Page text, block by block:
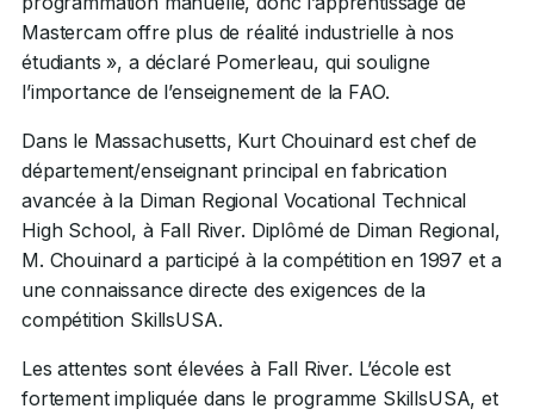
Mastercam offre plus de réalité industrielle à nos
étudiants », a déclaré Pomerleau, qui souligne
l’importance de l’enseignement de la FAO.
Dans le Massachusetts, Kurt Chouinard est chef de
département/enseignant principal en fabrication
avancée à la Diman Regional Vocational Technical
High School, à Fall River. Diplômé de Diman Regional,
M. Chouinard a participé à la compétition en 1997 et a
une connaissance directe des exigences de la
compétition SkillsUSA.
Les attentes sont élevées à Fall River. L’école est
fortement impliquée dans le programme SkillsUSA, et